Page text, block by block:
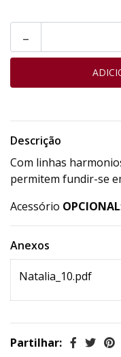
-
Descrição
Com linhas
permitem fundir-se
Acessório OPCIONAL
Anexos
Natalia_10.pdf
Partilhar: